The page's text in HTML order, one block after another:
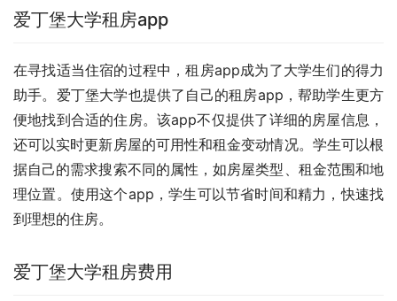
爱丁堡大学租房app
在寻找适当住宿的过程中，租房app成为了大学生们的得力
助手。爱丁堡大学也提供了自己的租房app，帮助学生更方
便地找到合适的住房。该app不仅提供了详细的房屋信息，
还可以实时更新房屋的可用性和租金变动情况。学生可以根
据自己的需求搜索不同的属性，如房屋类型、租金范围和地
理位置。使用这个app，学生可以节省时间和精力，快速找
到理想的住房。
爱丁堡大学租房费用